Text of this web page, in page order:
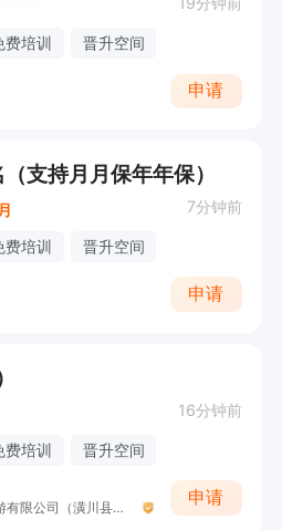
费培训 晋升空间
申请
支持月月保年年保）
7分钟前
费培训 晋升空间
申请
16分钟前
费培训 晋升空间
信阳观湖集屿文化旅游有限公司（潢川县光州欢乐水世界）
申请